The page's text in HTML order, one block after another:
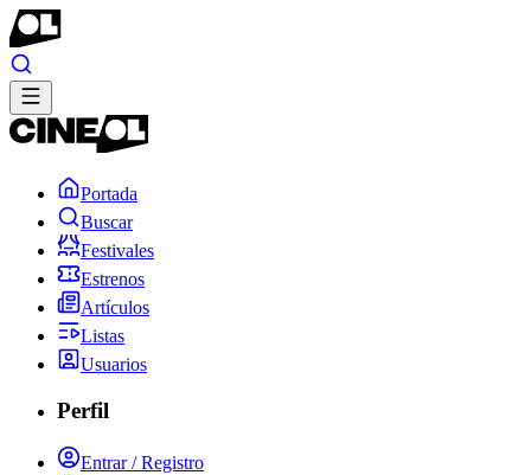
Portada
Buscar
Festivales
Estrenos
Artículos
Listas
Usuarios
Perfil
Entrar / Registro